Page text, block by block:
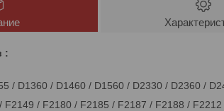
:
/ D1360 / D1460 / D1560 / D2330 / D2360 /
F2149 / F2180 / F2185 / F2187 / F2188 /